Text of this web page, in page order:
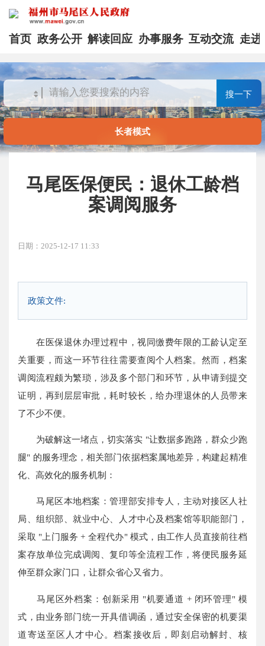
首页 政务公开 解读回应 办事服务 互动交流 走进
搜一下
长者模式
马尾医保便民：退休工龄档
案调阅服务
日期：2025-12-17 11:33
政策文件:
在医保退休办理过程中，视同缴费年限的工龄认定至
关重要，而这一环节往往需要查阅个人档案。然而，档案
调阅流程颇为繁琐，涉及多个部门和环节，从申请到提交
证明，再到层层审批，耗时较长，给办理退休的人员带来
了不少不便。
为破解这一堵点，切实落实 "让数据多跑路，群众少跑
腿" 的服务理念，相关部门依据档案属地差异，构建起精准
化、高效化的服务机制：
马尾区本地档案：管理部安排专人，主动对接区人社
局、组织部、就业中心、人才中心及档案馆等职能部门，
采取 "上门服务 + 全程代办" 模式，由工作人员直接前往档
案存放单位完成调阅、复印等全流程工作，将便民服务延
伸至群众家门口，让群众省心又省力。
马尾区外档案：创新采用 "机要通道 + 闭环管理" 模
式，由业务部门统一开具借调函，通过安全保密的机要渠
道寄送至区人才中心。档案接收后，即刻启动解封、核